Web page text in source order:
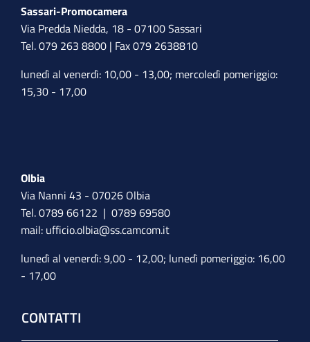
Sassari-Promocamera
Via Predda Niedda, 18 - 07100 Sassari
Tel. 079 263 8800 | Fax 079 2638810
lunedì al venerdì: 10,00 - 13,00; mercoledì pomeriggio:
15,30 - 17,00
Olbia
Via Nanni 43 - 07026 Olbia
Tel. 0789 66122 | 0789 69580
mail: ufficio.olbia@ss.camcom.it
lunedì al venerdì: 9,00 - 12,00; lunedì pomeriggio: 16,00
- 17,00
CONTATTI